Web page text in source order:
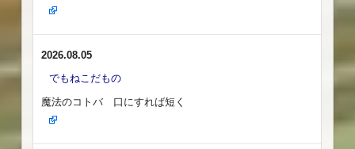
2026.08.05
でもねこだもの
魔法のコトバ 口にすれば短く